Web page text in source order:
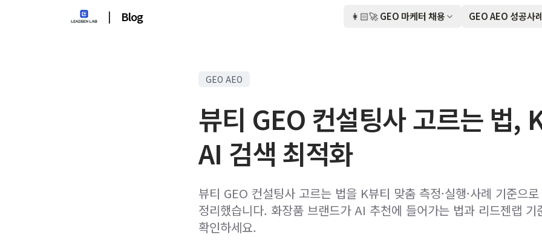
| Blog 👩🏻‍🚀 GEO 마케터 채용 GEO AEO 성공사
GEO AEO
뷰티 GEO 컨설팅사 고르는 법,
AI 검색 최적화
뷰티 GEO 컨설팅사 고르는 법을 K뷰티 맞춤 측정·실행·사례 기준으로
정리했습니다. 화장품 브랜드가 AI 추천에 들어가는 법과 리드젠랩 기
확인하세요.